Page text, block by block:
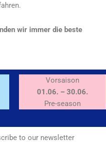
wir immer die beste
Vorsaison
01.06. – 30.06.
Pre-season
to our newsletter